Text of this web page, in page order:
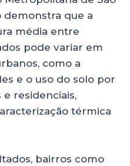
demonstra que a
média entre
pode variar em
como a
e o uso do solo por
residenciais,
térmica
bairros como